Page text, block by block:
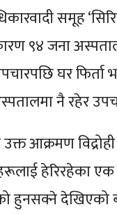
समूह
९४ जना
घर फिर्ता
नै रहेर
आक्रमण
हेरिरहेका
हुनसक्ने